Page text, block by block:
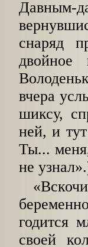
Давным-
снаряд
вчера
шиксу,
ней, и
Ты...
не
годится
своей